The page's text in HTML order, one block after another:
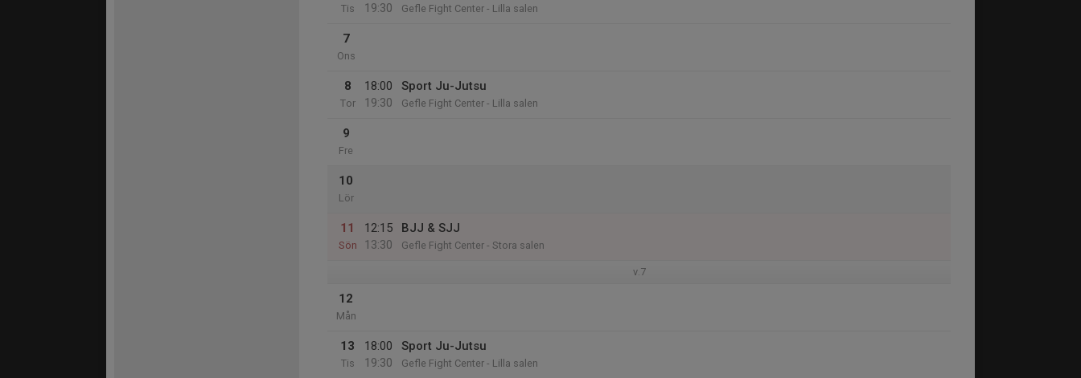
Tis
19:30
Gefle Fight Center - Lilla salen
7
Ons
8
Tor
18:00
19:30
Sport Ju-Jutsu
Gefle Fight Center - Lilla salen
9
Fre
10
Lör
11
Sön
12:15
13:30
BJJ & SJJ
Gefle Fight Center - Stora salen
v.7
12
Mån
13
Tis
18:00
19:30
Sport Ju-Jutsu
Gefle Fight Center - Lilla salen